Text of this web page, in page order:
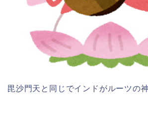
毘沙門天と同じでインドがルーツの神